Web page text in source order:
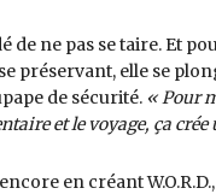
de ne pas se taire. Et
préservant, elle se
de sécurité. « Pour
et le voyage, ça
en créant